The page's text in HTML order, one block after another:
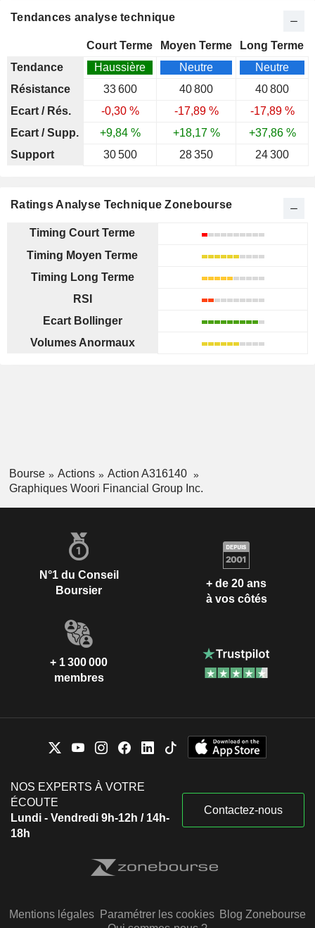
Tendances analyse technique
Court Terme Moyen Terme
Long Terme
Tendance
Haussière Neutre
Neutre
Résistance
33 600 40 800
40 800
Ecart / Rés.
-0,30 % -17,89 %
-17,89 %
Ecart / Supp.
+9,84 % +18,17 %
+37,86 %
Support
30 500 28 350 24 300
Ratings Analyse Technique Zonebourse
Timing Court Terme
Timing Moyen Terme
Timing Long Terme
RSI
Ecart Bollinger
Volumes Anormaux
Bourse Actions
Action A316140
Graphiques Woori Financial Group Inc.
N°1 du Conseil
Boursier
+ de 20 ans
à vos côtés
+ 1 300 000
membres
NOS EXPERTS À VOTRE
ÉCOUTE
Lundi - Vendredi 9h-12h / 14h-
18h
Contactez-nous
Mentions légales Paramétrer les cookies Blog Zonebourse